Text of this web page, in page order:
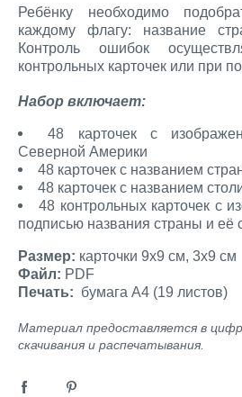
Ребёнку необходимо
каждому флагу: название
Контроль ошибок
контрольных карточек или при
Набор включает:
48 карточек с
Северной Америки
48 карточек с названием
48 карточек с названием
48 контрольных карточек с
подписью названия страны и её
Размер: карточки 9х9 см, 3х9 см
Файл: PDF
Печать: бумага А4 (19 листов)
Материал предоставляется в
скачивания и распечатывания.